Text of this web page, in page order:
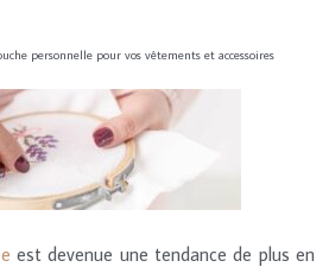
personnelle pour vos vêtements et accessoires
est devenue une tendance de plus en